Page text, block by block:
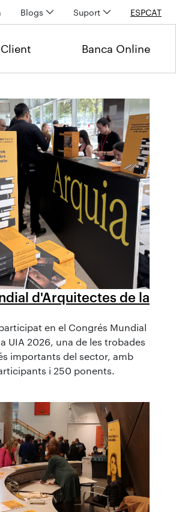
Blogs Suport ESPCAT
Banca Online
d'Arquitectes de la
en el Congrés Mundial
UIA 2026, una de les trobades
importants del sector, amb
i 250 ponents.